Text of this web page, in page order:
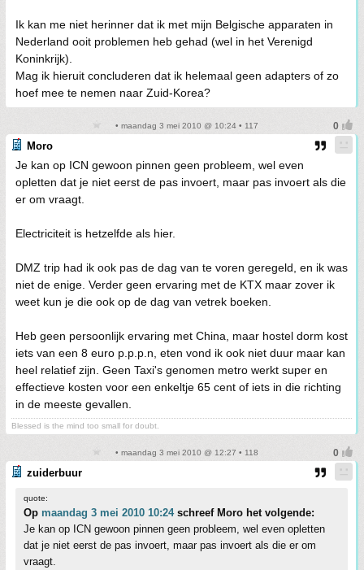
Ik kan me niet herinner dat ik met mijn Belgische apparaten in
Nederland ooit problemen heb gehad (wel in het Verenigd
Koninkrijk).
Mag ik hieruit concluderen dat ik helemaal geen adapters of zo
hoef mee te nemen naar Zuid-Korea?
• maandag 3 mei 2010 @ 10:24 • 117
Moro
Je kan op ICN gewoon pinnen geen probleem, wel even
opletten dat je niet eerst de pas invoert, maar pas invoert als die
er om vraagt.
Electriciteit is hetzelfde als hier.
DMZ trip had ik ook pas de dag van te voren geregeld, en ik was
niet de enige. Verder geen ervaring met de KTX maar zover ik
weet kun je die ook op de dag van vetrek boeken.
Heb geen persoonlijk ervaring met China, maar hostel dorm kost
iets van een 8 euro p.p.p.n, eten vond ik ook niet duur maar kan
heel relatief zijn. Geen Taxi's genomen metro werkt super en
effectieve kosten voor een enkeltje 65 cent of iets in die richting
in de meeste gevallen.
Blessed is the mind too small for doubt.
• maandag 3 mei 2010 @ 12:27 • 118
zuiderbuur
quote:
Op maandag 3 mei 2010 10:24schreef Moro het volgende:
Je kan op ICN gewoon pinnen geen probleem, wel even opletten
dat je niet eerst de pas invoert, maar pas invoert als die er om
vraagt.